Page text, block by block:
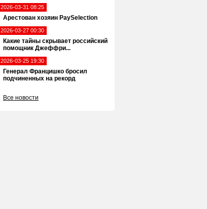
2026-03-31 08:25
Арестован хозяин PaySelection
2026-03-27 00:30
Какие тайны скрывает российский
помощник Джеффри...
2026-03-25 19:30
Генерал Францишко бросил
подчиненных на рекорд
Все новости